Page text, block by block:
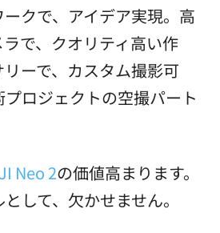
クで、アイデア実現。高
で、クオリティ高い作
ーで、カスタム撮影可
ロジェクトの空撮パート
Neo 2の価値高まります。
して、欠かせません。